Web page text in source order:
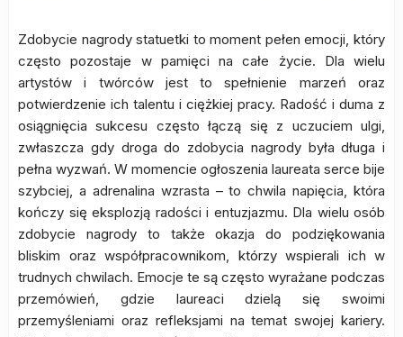
Zdobycie nagrody statuetki to moment pełen emocji, który
często pozostaje w pamięci na całe życie. Dla wielu
artystów i twórców jest to spełnienie marzeń oraz
potwierdzenie ich talentu i ciężkiej pracy. Radość i duma z
osiągnięcia sukcesu często łączą się z uczuciem ulgi,
zwłaszcza gdy droga do zdobycia nagrody była długa i
pełna wyzwań. W momencie ogłoszenia laureata serce bije
szybciej, a adrenalina wzrasta – to chwila napięcia, która
kończy się eksplozją radości i entuzjazmu. Dla wielu osób
zdobycie nagrody to także okazja do podziękowania
bliskim oraz współpracownikom, którzy wspierali ich w
trudnych chwilach. Emocje te są często wyrażane podczas
przemówień, gdzie laureaci dzielą się swoimi
przemyśleniami oraz refleksjami na temat swojej kariery.